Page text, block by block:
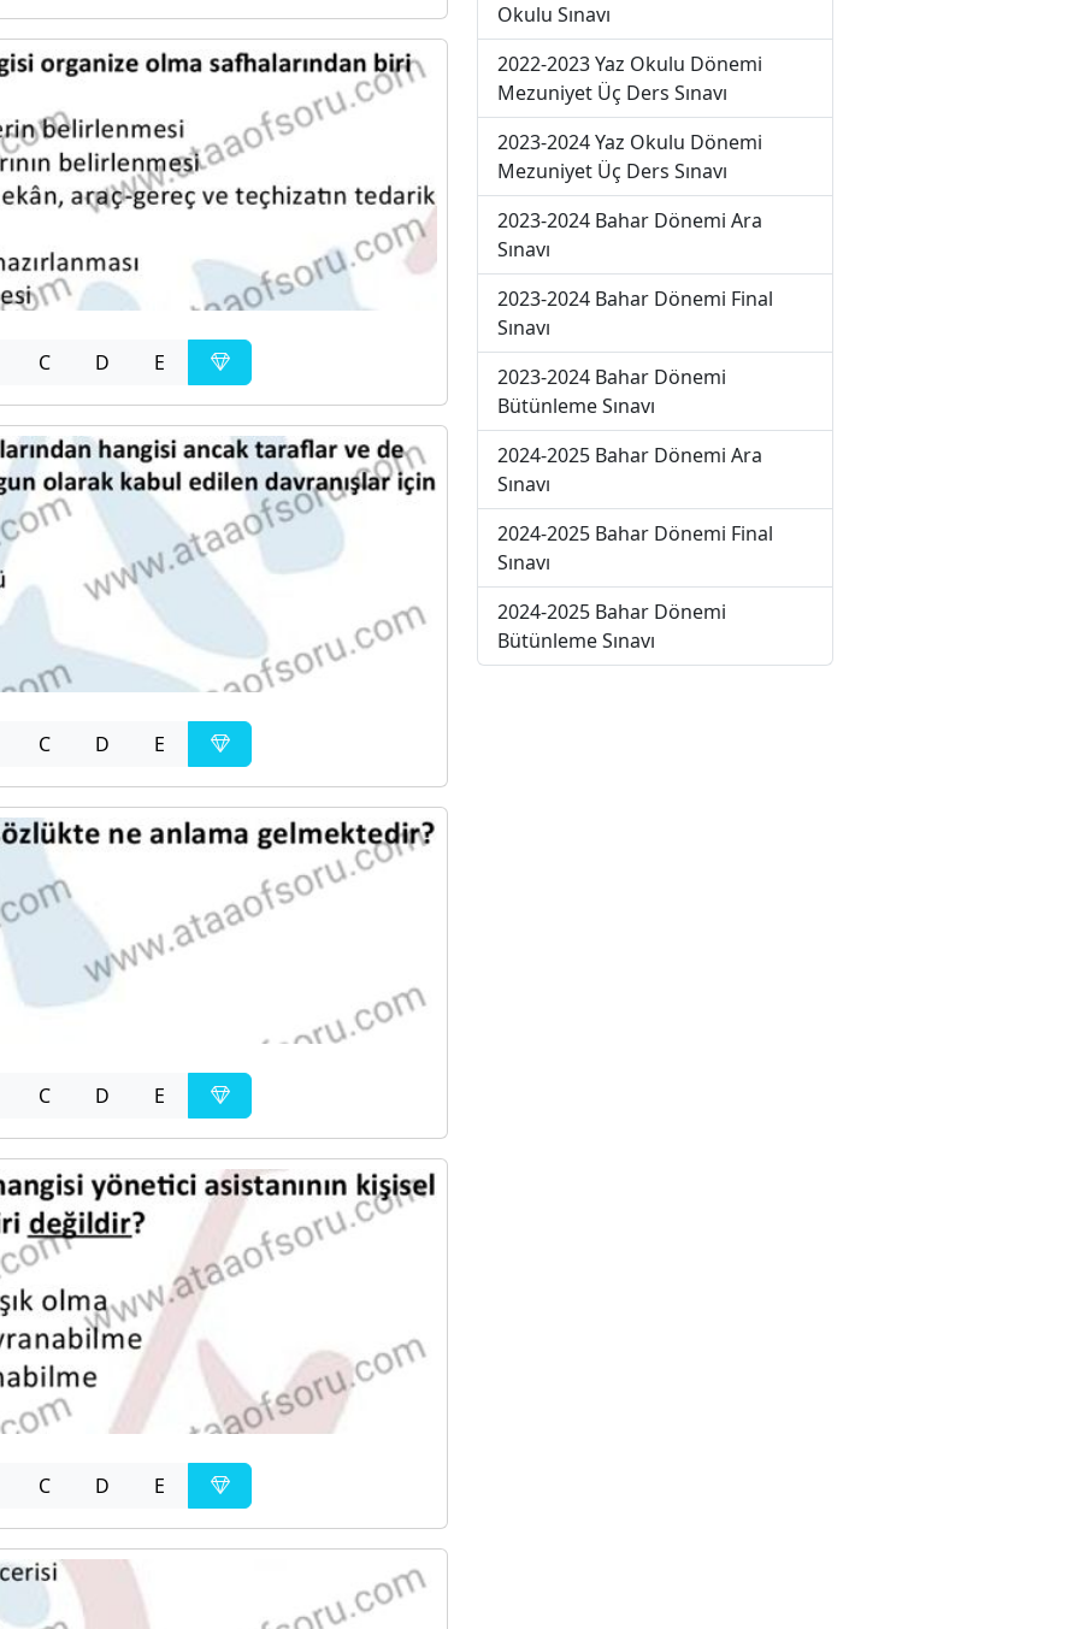
C D E
C D E
C D E
C D E
Okulu Sınavı
2022-2023 Yaz Okulu Dönemi
Mezuniyet Üç Ders Sınavı
2023-2024 Yaz Okulu Dönemi
Mezuniyet Üç Ders Sınavı
2023-2024 Bahar Dönemi Ara
Sınavı
2023-2024 Bahar Dönemi Final
Sınavı
2023-2024 Bahar Dönemi
Bütünleme Sınavı
2024-2025 Bahar Dönemi Ara
Sınavı
2024-2025 Bahar Dönemi Final
Sınavı
2024-2025 Bahar Dönemi
Bütünleme Sınavı